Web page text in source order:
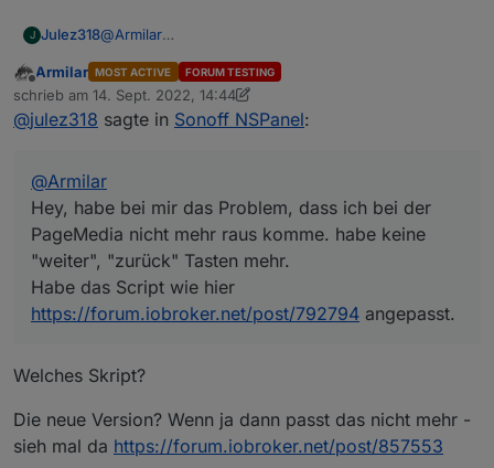
J Julez318@Armilar
PageMedia nicht mehr raus komme. habe keine
"weiter", "zurück" Tasten mehr.
Habe das Script wie hier
Offline
Armilar MOST ACTIVE FORUM TESTING
schrieb am 14. Sept. 2022, 14:44
zuletzt editiert von Armilar
@julez318 sagte in Sonoff NSPanel:
@Armilar
Hey, habe bei mir das Problem, dass ich bei der
PageMedia nicht mehr raus komme. habe keine
"weiter", "zurück" Tasten mehr.
Habe das Script wie hier
https://forum.iobroker.net/post/792794 angepasst.
Welches Skript?
Die neue Version? Wenn ja dann passt das nicht mehr -
sieh mal da https://forum.iobroker.net/post/857553